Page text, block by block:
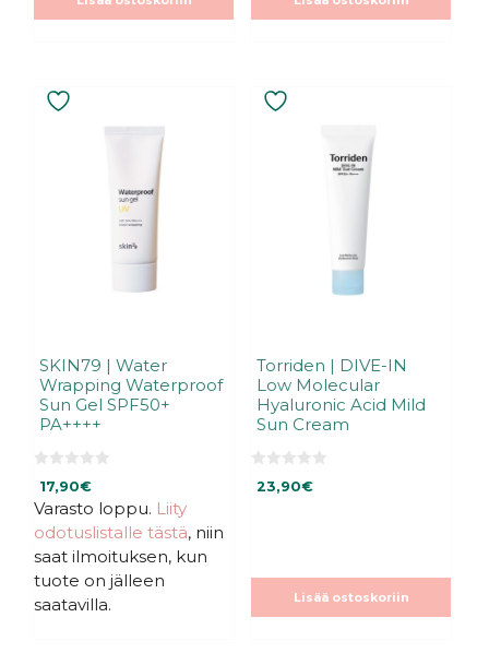
21,99€.21,99€.
SKIN79 | Water
Wrapping Waterproof
Sun Gel SPF50+
PA++++
:
s
t
17,90€
Varasto loppu. Liity
odotuslistalle tästä, niin
saat ilmoituksen, kun
tuote on jälleen
saatavilla.
Torriden | DIVE-IN
Low Molecular
Hyaluronic Acid Mild
Sun Cream
523,90€
Lisää ostoskoriin